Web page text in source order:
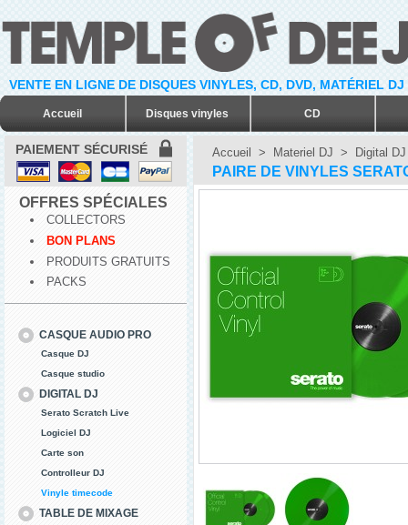
VENTE EN LIGNE DE DISQUES VINYLES, CD, DVD, MATÉRIEL
Accueil Disques vinyles CD
PAIEMENT SÉCURISÉ
OFFRES SPÉCIALES
COLLECTORS
BON PLANS
PRODUITS GRATUITS
PACKS
CASQUE AUDIO PRO
Casque DJ
Casque studio
DIGITAL DJ
Serato Scratch Live
Logiciel DJ
Carte son
Controlleur DJ
Vinyle timecode
TABLE DE MIXAGE
Accueil > Materiel DJ > Digital DJ
PAIRE DE VINYLES